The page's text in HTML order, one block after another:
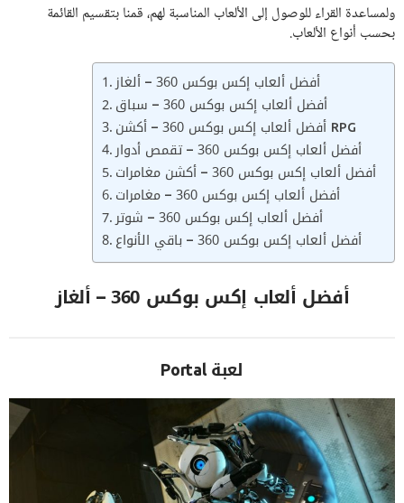
ولمساعدة القراء للوصول إلى الألعاب المناسبة لهم، قمنا بتقسيم القائمة
بحسب أنواع الألعاب.
أفضل ألعاب إكس بوكس 360 – ألغاز
أفضل ألعاب إكس بوكس 360 – سباق
أفضل ألعاب إكس بوكس 360 – أكشن RPG
أفضل ألعاب إكس بوكس 360 – تقمص أدوار
أفضل ألعاب إكس بوكس 360 – أكشن مغامرات
أفضل ألعاب إكس بوكس 360 – مغامرات
أفضل ألعاب إكس بوكس 360 – شوتر
أفضل ألعاب إكس بوكس 360 – باقي الأنواع
أفضل ألعاب إكس بوكس 360 – ألغاز
لعبة Portal